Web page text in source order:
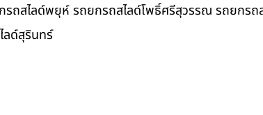
ถสไลด์พยุห์ รถยกรถสไลด์โพธิ์ศรีสุวรรณ รถยกรถ
ลด์สุรินทร์